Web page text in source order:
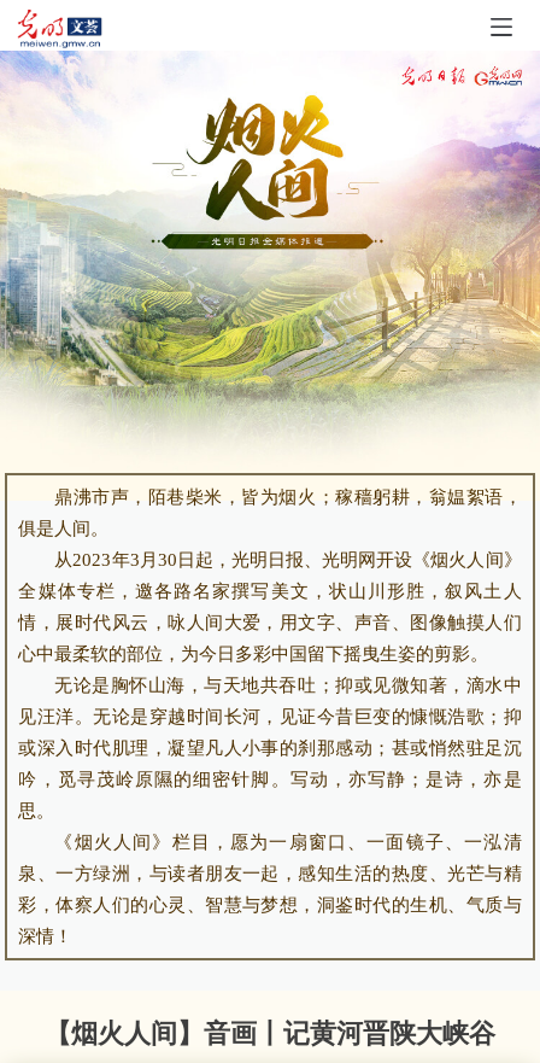
鼎沸市声，陌巷柴米，皆为烟火；稼穑躬耕，翁媪絮语，
俱是人间。
从2023年3月30日起，光明日报、光明网开设《烟火人间》
全媒体专栏，邀各路名家撰写美文，状山川形胜，叙风土人
情，展时代风云，咏人间大爱，用文字、声音、图像触摸人们
心中最柔软的部位，为今日多彩中国留下摇曳生姿的剪影。
无论是胸怀山海，与天地共吞吐；抑或见微知著，滴水中
见汪洋。无论是穿越时间长河，见证今昔巨变的慷慨浩歌；抑
或深入时代肌理，凝望凡人小事的刹那感动；甚或悄然驻足沉
吟，觅寻茂岭原隰的细密针脚。写动，亦写静；是诗，亦是
思。
《烟火人间》栏目，愿为一扇窗口、一面镜子、一泓清
泉、一方绿洲，与读者朋友一起，感知生活的热度、光芒与精
彩，体察人们的心灵、智慧与梦想，洞鉴时代的生机、气质与
深情！
【烟火人间】音画丨记黄河晋陕大峡谷